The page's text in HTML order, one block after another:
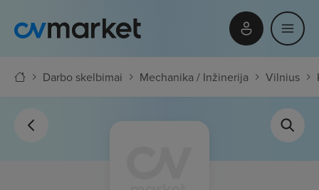
Darbo skelbimai Mechanika / Inžinerija Vilnius